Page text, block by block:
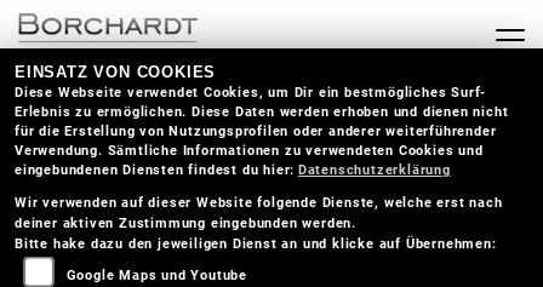
EINSATZ VON COOKIES
Diese Webseite verwendet Cookies, um Dir ein bestmögliches Surf-
Erlebnis zu ermöglichen. Diese Daten werden erhoben und dienen nicht
für die Erstellung von Nutzungsprofilen oder anderer weiterführender
Verwendung. Sämtliche Informationen zu verwendeten Cookies und
eingebundenen Diensten findest du hier: Datenschutzerklärung
Wir verwenden auf dieser Website folgende Dienste, welche erst nach
deiner aktiven Zustimmung eingebunden werden.
Bitte hake dazu den jeweiligen Dienst an und klicke auf Übernehmen:
Google Maps und Youtube